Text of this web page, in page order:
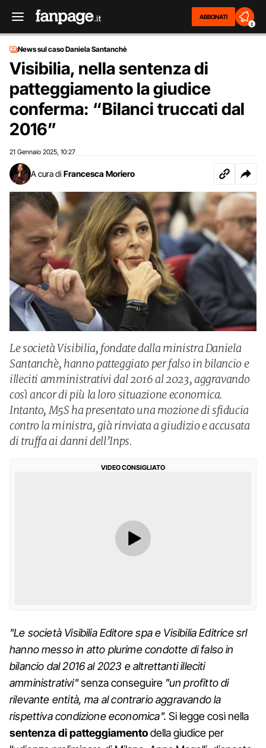
ABBONATI
2
News sul caso Daniela Santanchè
Visibilia, nella sentenza di
patteggiamento la giudice
conferma: “Bilanci truccati dal
2016”
21 Gennaio 2025 10:27
A cura di Francesca Moriero
Le società Visibilia, fondate dalla ministra Daniela
Santanchè, hanno patteggiato per falso in bilancio e
illeciti amministrativi dal 2016 al 2023, aggravando
così ancor di più la loro situazione economica.
Intanto, M5S ha presentato una mozione di sfiducia
contro la ministra, già rinviata a giudizio e accusata
di truffa ai danni dell’Inps.
VIDEO CONSIGLIATO
"Le società Visibilia Editore spa e Visibilia Editrice srl
hanno messo in atto plurime condotte di falso in
bilancio dal 2016 al 2023 e altrettanti illeciti
amministrativi"senza conseguire "un profitto di
rilevante entità, ma al contrario aggravando la
rispettiva condizione economica". Si legge così nella
sentenza di patteggiamentodella giudice per